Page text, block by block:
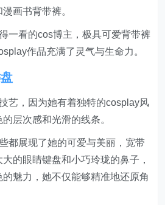
画书背带裤。
一看的cos博主，极具可爱背带裤
作品充满了灵气与生命力。
艺，因为她有着独特的cosplay风
层次感和光滑的线条。
展现了她的可爱与美丽，宽带
的眼睛键盘和小巧玲珑的鼻子，
魅力，她不仅能够精准地还原角